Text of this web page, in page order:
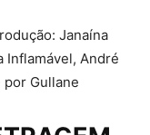
Janaína
Inflamável, André
por Gullane